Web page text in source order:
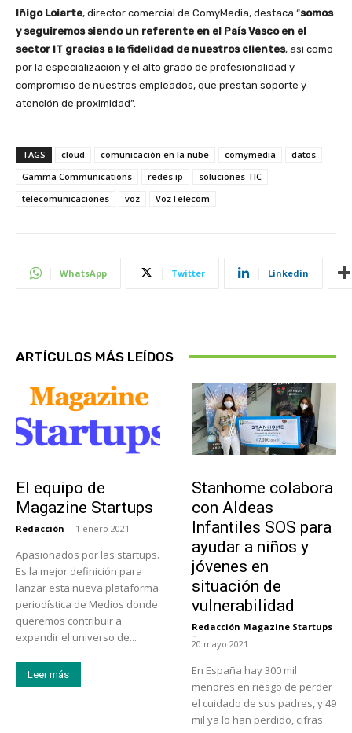
Iñigo Loiarte, director comercial de ComyMedia, destaca “somos
y seguiremos siendo un referente en el País Vasco en el
sector IT gracias a la fidelidad de nuestros clientes, así como
por la especialización y el alto grado de profesionalidad y
compromiso de nuestros empleados, que prestan soporte y
atención de proximidad”.
TAGS cloud comunicación en la nube comymedia
datos
Gamma Communications
redes ip
soluciones TIC
telecomunicaciones
voz VozTelecom
WhatsApp Twitter Linkedin
ARTÍCULOS MÁS LEÍDOS
El equipo de
Magazine Startups
Redacción - 1 enero 2021
Apasionados por las startups.
Es la mejor definición para
lanzar esta nueva plataforma
periodística de Medios donde
queremos contribuir a
expandir el universo de...
Leer más
Stanhome colabora
con Aldeas
Infantiles SOS para
ayudar a niños y
jóvenes en
situación de
vulnerabilidad
Redacción Magazine Startups
-
20 mayo 2021
En España hay 300 mil
menores en riesgo de perder
el cuidado de sus padres, y 49
mil ya lo han perdido, cifras